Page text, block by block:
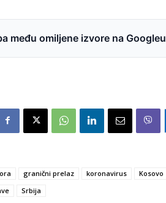
među omiljene izvore na Googleu
granični prelaz koronavirus Kosovo
Srbija